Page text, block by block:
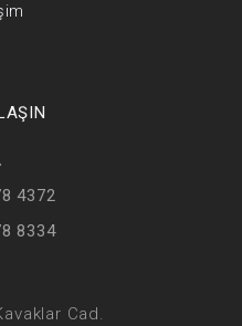
4372
8334
Cad.